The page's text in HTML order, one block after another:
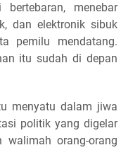
menebar
dan elektronik sibuk
pemilu mendatang.
itu sudah di depan
menyatu dalam jiwa
politik yang digelar
orang-orang